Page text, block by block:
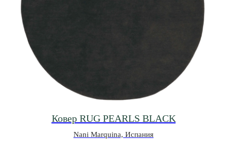
Ковер RUG PEARLS BLACK
Nani Marquina, Испания